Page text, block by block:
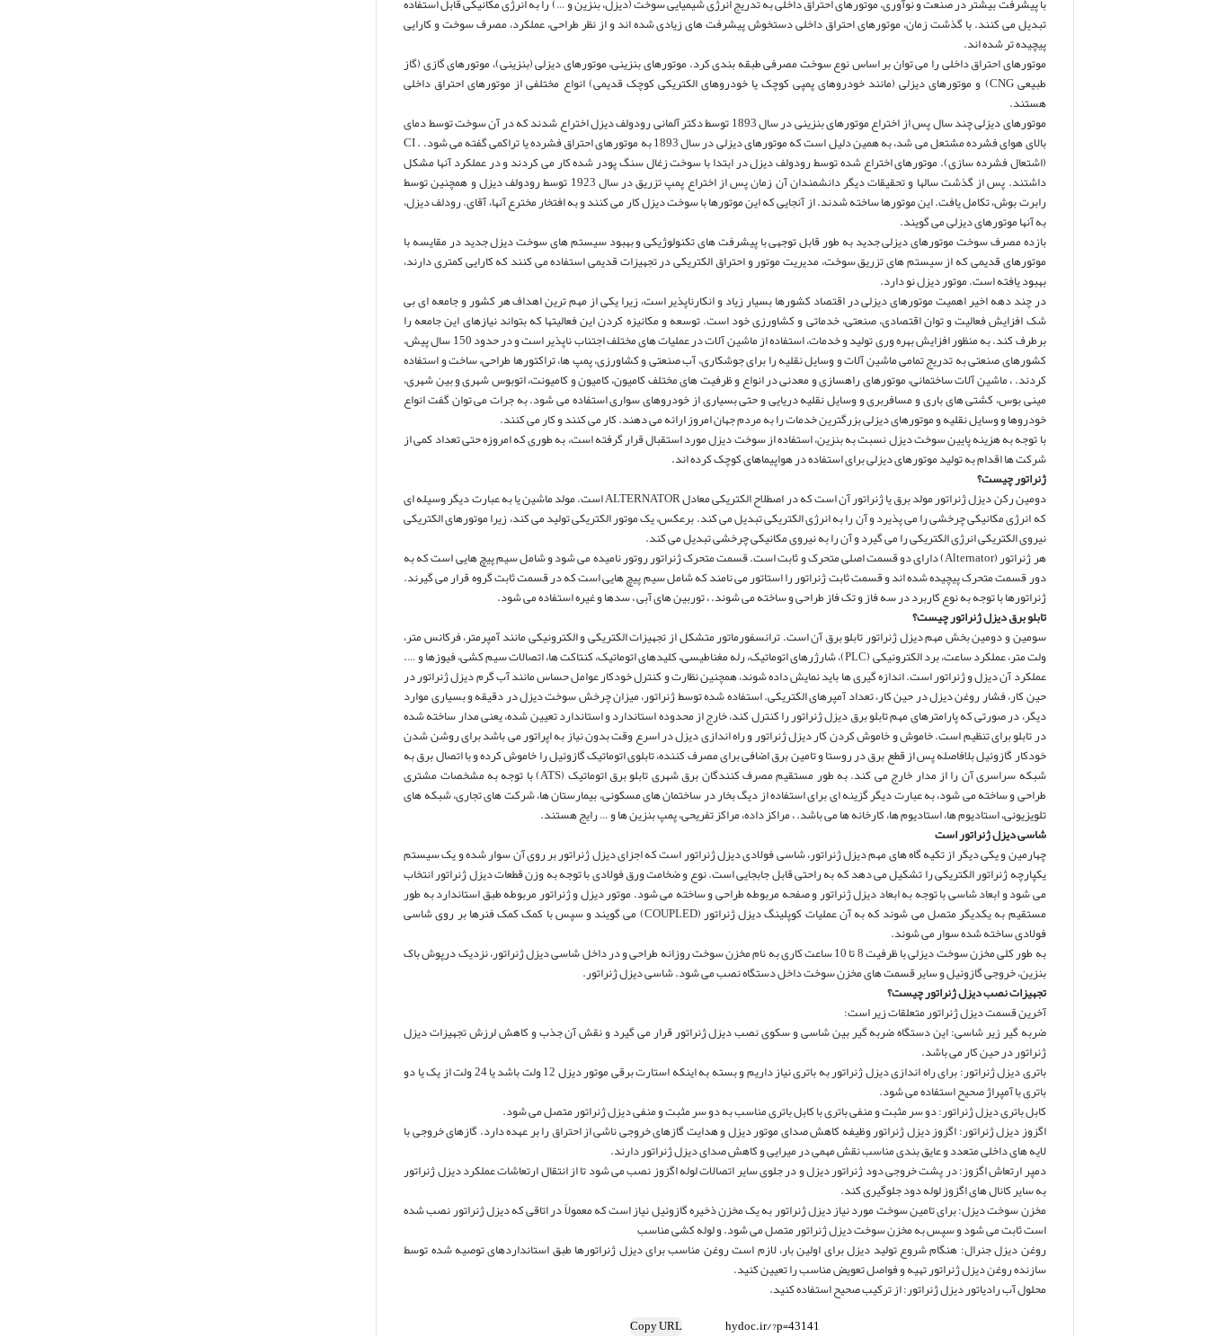
تبدیل می کنند. با گذشت زمان، موتورهای احتراق داخلی دستخوش پیشرفت های زیادی شده اند و از نظر طراحی، عملکرد، مصرف سوخت و کارایی
پیچیده تر شده اند.
موتورهای احتراق داخلی را می توان بر اساس نوع سوخت مصرفی طبقه بندی کرد. موتورهای بنزینی، موتورهای دیزلی (بنزینی)، موتورهای گازی (گاز
طبیعی CNG) و موتورهای دیزلی (مانند خودروهای پمپی کوچک یا خودروهای الکتریکی کوچک قدیمی) انواع مختلفی از موتورهای احتراق داخلی
هستند.
موتورهای دیزلی چند سال پس از اختراع موتورهای بنزینی در سال 1893 توسط دکتر آلمانی رودولف دیزل اختراع شدند که در آن سوخت توسط دمای
بالای هوای فشرده مشتعل می شد، به همین دلیل است که موتورهای دیزلی در سال 1893 به موتورهای احتراق فشرده یا تراکمی گفته می شود. . CI
(اشتعال فشرده سازی). موتورهای اختراع شده توسط رودولف دیزل در ابتدا با سوخت زغال سنگ پودر شده کار می کردند و در عملکرد آنها مشکل
داشتند. پس از گذشت سالها و تحقیقات دیگر دانشمندان آن زمان پس از اختراع پمپ تزریق در سال 1923 توسط رودولف دیزل و همچنین توسط
رابرت بوش، تکامل یافت. این موتورها ساخته شدند. از آنجایی که این موتورها با سوخت دیزل کار می کنند و به افتخار مخترع آنها، آقای. رودلف دیزل،
به آنها موتورهای دیزلی می گویند.
بازده مصرف سوخت موتورهای دیزلی جدید به طور قابل توجهی با پیشرفت های تکنولوژیکی و بهبود سیستم های سوخت دیزل جدید در مقایسه با
موتورهای قدیمی که از سیستم های تزریق سوخت، مدیریت موتور و احتراق الکتریکی در تجهیزات قدیمی استفاده می کنند که کارایی کمتری دارند،
بهبود یافته است. موتور دیزل نو دارد.
در چند دهه اخیر اهمیت موتورهای دیزلی در اقتصاد کشورها بسیار زیاد و انکارناپذیر است، زیرا یکی از مهم ترین اهداف هر کشور و جامعه ای بی
شک افزایش فعالیت و توان اقتصادی، صنعتی، خدماتی و کشاورزی خود است. توسعه و مکانیزه کردن این فعالیتها که بتواند نیازهای این جامعه را
برطرف کند. به منظور افزایش بهره وری تولید و خدمات، استفاده از ماشین آلات در عملیات های مختلف اجتناب ناپذیر است و در حدود 150 سال پیش،
کشورهای صنعتی به تدریج تمامی ماشین آلات و وسایل نقلیه را برای جوشکاری، آب صنعتی و کشاورزی، پمپ ها، تراکتورها طراحی، ساخت و استفاده
کردند. ، ماشین آلات ساختمانی، موتورهای راهسازی و معدنی در انواع و ظرفیت های مختلف کامیون، کامیون و کامیونت، اتوبوس شهری و بین شهری،
مینی بوس، کشتی های باری و مسافربری و وسایل نقلیه دریایی و حتی بسیاری از خودروهای سواری استفاده می شود. به جرات می توان گفت انواع
خودروها و وسایل نقلیه و موتورهای دیزلی بزرگترین خدمات را به مردم جهان امروز ارائه می دهند. کار می کنند و کار می کنند.
با توجه به هزینه پایین سوخت دیزل نسبت به بنزین، استفاده از سوخت دیزل مورد استقبال قرار گرفته است، به طوری که امروزه حتی تعداد کمی از
شرکت ها اقدام به تولید موتورهای دیزلی برای استفاده در هواپیماهای کوچک کرده اند.
ژنراتور چیست؟
دومین رکن دیزل ژنراتور مولد برق یا ژنراتور آن است که در اصطلاح الکتریکی معادل ALTERNATOR است. مولد ماشین یا به عبارت دیگر وسیله ای
که انرژی مکانیکی چرخشی را می پذیرد و آن را به انرژی الکتریکی تبدیل می کند. برعکس، یک موتور الکتریکی تولید می کند، زیرا موتورهای الکتریکی
نیروی الکتریکی انرژی الکتریکی را می گیرد و آن را به نیروی مکانیکی چرخشی تبدیل می کند.
هر ژنراتور (Alternator) دارای دو قسمت اصلی متحرک و ثابت است. قسمت متحرک ژنراتور روتور نامیده می شود و شامل سیم پیچ هایی است که به
دور قسمت متحرک پیچیده شده اند و قسمت ثابت ژنراتور را استاتور می نامند که شامل سیم پیچ هایی است که در قسمت ثابت گروه قرار می گیرند.
ژنراتورها با توجه به نوع کاربرد در سه فاز و تک فاز طراحی و ساخته می شوند. ، توربین های آبی ، سدها و غیره استفاده می شود.
تابلو برق دیزل ژنراتور چیست؟
سومین و دومین بخش مهم دیزل ژنراتور تابلو برق آن است. ترانسفورماتور متشکل از تجهیزات الکتریکی و الکترونیکی مانند آمپرمتر، فرکانس متر،
ولت متر، عملکرد ساعت، برد الکترونیکی (PLC)، شارژرهای اتوماتیک، رله مغناطیسی، کلیدهای اتوماتیک، کنتاکت ها، اتصالات سیم کشی، فیوزها و ….
عملکرد آن دیزل و ژنراتور است. اندازه گیری ها باید نمایش داده شوند، همچنین نظارت و کنترل خودکار عوامل حساس مانند آب گرم دیزل ژنراتور در
حین کار، فشار روغن دیزل در حین کار، تعداد آمپرهای الکتریکی. استفاده شده توسط ژنراتور، میزان چرخش سوخت دیزل در دقیقه و بسیاری موارد
دیگر، در صورتی که پارامترهای مهم تابلو برق دیزل ژنراتور را کنترل کند، خارج از محدوده استاندارد و استاندارد تعیین شده، یعنی مدار ساخته شده
در تابلو برای تنظیم است. خاموش و خاموش کردن کار دیزل ژنراتور و راه اندازی دیزل در اسرع وقت بدون نیاز به اپراتور می باشد برای روشن شدن
خودکار گازوئیل بلافاصله پس از قطع برق در روستا و تامین برق اضافی برای مصرف کننده، تابلوی اتوماتیک گازوئیل را خاموش کرده و با اتصال برق به
شبکه سراسری آن را از مدار خارج می کند. به طور مستقیم مصرف کنندگان برق شهری تابلو برق اتوماتیک (ATS) با توجه به مشخصات مشتری
طراحی و ساخته می شود، به عبارت دیگر گزینه ای برای استفاده از دیگ بخار در ساختمان های مسکونی، بیمارستان ها، شرکت های تجاری، شبکه های
تلویزیونی، استادیوم ها، استادیوم ها، کارخانه ها می باشد. ، مراکز داده، مراکز تفریحی، پمپ بنزین ها و … رایج هستند.
شاسی دیزل ژنراتور است
چهارمین و یکی دیگر از تکیه گاه های مهم دیزل ژنراتور، شاسی فولادی دیزل ژنراتور است که اجزای دیزل ژنراتور بر روی آن سوار شده و یک سیستم
یکپارچه ژنراتور الکتریکی را تشکیل می دهد که به راحتی قابل جابجایی است. نوع و ضخامت ورق فولادی با توجه به وزن قطعات دیزل ژنراتور انتخاب
می شود و ابعاد شاسی با توجه به ابعاد دیزل ژنراتور و صفحه مربوطه طراحی و ساخته می شود. موتور دیزل و ژنراتور مربوطه طبق استاندارد به طور
مستقیم به یکدیگر متصل می شوند که به آن عملیات کوپلینگ دیزل ژنراتور (COUPLED) می گویند و سپس با کمک کمک فنرها بر روی شاسی
فولادی ساخته شده سوار می شوند.
به طور کلی مخزن سوخت دیزلی با ظرفیت 8 تا 10 ساعت کاری به نام مخزن سوخت روزانه طراحی و در داخل شاسی دیزل ژنراتور، نزدیک درپوش باک
بنزین، خروجی گازوئیل و سایر قسمت های مخزن سوخت داخل دستگاه نصب می شود. شاسی دیزل ژنراتور.
تجهیزات نصب دیزل ژنراتور چیست؟
آخرین قسمت دیزل ژنراتور متعلقات زیر است:
ضربه گیر زیر شاسی: این دستگاه ضربه گیر بین شاسی و سکوی نصب دیزل ژنراتور قرار می گیرد و نقش آن جذب و کاهش لرزش تجهیزات دیزل
ژنراتور در حین کار می باشد.
باتری دیزل ژنراتور: برای راه اندازی دیزل ژنراتور به باتری نیاز داریم و بسته به اینکه استارت برقی موتور دیزل 12 ولت باشد یا 24 ولت از یک یا دو
باتری با آمپراژ صحیح استفاده می شود.
کابل باتری دیزل ژنراتور: دو سر مثبت و منفی باتری با کابل باتری مناسب به دو سر مثبت و منفی دیزل ژنراتور متصل می شود.
اگزوز دیزل ژنراتور: اگزوز دیزل ژنراتور وظیفه کاهش صدای موتور دیزل و هدایت گازهای خروجی ناشی از احتراق را بر عهده دارد. گازهای خروجی با
لایه های داخلی متعدد و عایق بندی مناسب نقش مهمی در میرایی و کاهش صدای دیزل ژنراتور دارند.
دمپر ارتعاش اگزوز: در پشت خروجی دود ژنراتور دیزل و در جلوی سایر اتصالات لوله اگزوز نصب می شود تا از انتقال ارتعاشات عملکرد دیزل ژنراتور
به سایر کانال های اگزوز لوله دود جلوگیری کند.
مخزن سوخت دیزل: برای تامین سوخت مورد نیاز دیزل ژنراتور به یک مخزن ذخیره گازوئیل نیاز است که معمولاً در اتاقی که دیزل ژنراتور نصب شده
است ثابت می شود و سپس به مخزن سوخت دیزل ژنراتور متصل می شود. و لوله کشی مناسب
روغن دیزل جنرال: هنگام شروع تولید دیزل برای اولین بار، لازم است روغن مناسب برای دیزل ژنراتورها طبق استانداردهای توصیه شده توسط
سازنده روغن دیزل ژنراتور تهیه و فواصل تعویض مناسب را تعیین کنید.
محلول آب رادیاتور دیزل ژنراتور: از ترکیب صحیح استفاده کنید.
Copy URL